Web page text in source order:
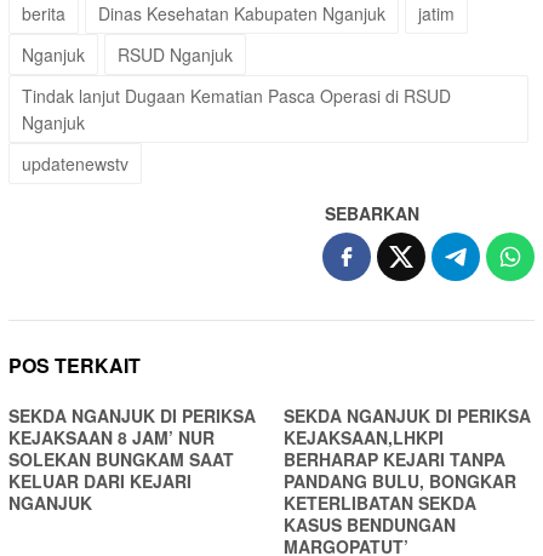
berita Dinas Kesehatan Kabupaten Nganjuk
jatim
Nganjuk
RSUD Nganjuk
Tindak lanjut Dugaan Kematian Pasca Operasi di RSUD
Nganjuk
updatenewstv
SEBARKAN
POS TERKAIT
SEKDA NGANJUK DI PERIKSA
KEJAKSAAN 8 JAM’ NUR
SOLEKAN BUNGKAM SAAT
KELUAR DARI KEJARI
NGANJUK
SEKDA NGANJUK DI PERIKSA
KEJAKSAAN,LHKPI
BERHARAP KEJARI TANPA
PANDANG BULU, BONGKAR
KETERLIBATAN SEKDA
KASUS BENDUNGAN
MARGOPATUT’